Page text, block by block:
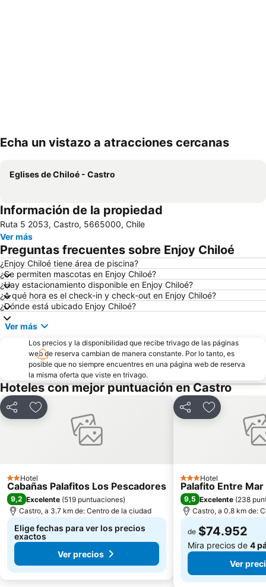
Echa un vistazo a atracciones cercanas
Eglises de Chiloé - Castro
Información de la propiedad
Ruta 5 2053, Castro, 5665000, Chile
Ver más
Preguntas frecuentes sobre Enjoy Chiloé
¿Enjoy Chiloé tiene área de piscina?
¿Se permiten mascotas en Enjoy Chiloé?
¿Hay estacionamiento disponible en Enjoy Chiloé?
¿A qué hora es el check-in y check-out en Enjoy Chiloé?
¿Dónde está ubicado Enjoy Chiloé?
Ver más
Los precios y la disponibilidad que recibe trivago de las páginas
web de reserva cambian de manera constante. Por lo tanto, es
posible que no siempre encuentres en una página web de reserva
la misma oferta que viste en trivago.
Hoteles con mejor puntuación en Castro
CompartirAgregar a favoritos
2 Estrellas
Hotel
Cabañas Palafitos Los Pescadores
9,2 Excelente (519 puntuaciones)
Castro, a 3.7 km de: Centro de la ciudad
Elige fechas para ver los precios
exactos
Ver precios
CompartirAgregar a
3 Estrellas
Hotel
Palafito Entre
9,5 Excelente (238
Castro, a 0.8 km de:
de $74.952
Mira precios de 4
Ver